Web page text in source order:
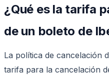
¿Qué es la tarifa
de un boleto de
La política de cancelación
tarifa para la cancelación